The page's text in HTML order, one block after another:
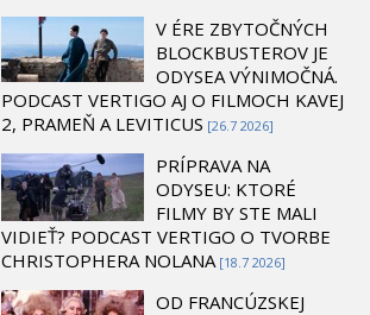
V ÉRE ZBYTOČNÝCH
BLOCKBUSTEROV JE
ODYSEA VÝNIMOČNÁ.
PODCAST VERTIGO AJ O FILMOCH KAVEJ
2, PRAMEŇ A LEVITICUS [26.7 2026]
PRÍPRAVA NA
ODYSEU: KTORÉ
FILMY BY STE MALI
VIDIEŤ? PODCAST VERTIGO O TVORBE
CHRISTOPHERA NOLANA [18.7 2026]
OD FRANCÚZSKEJ